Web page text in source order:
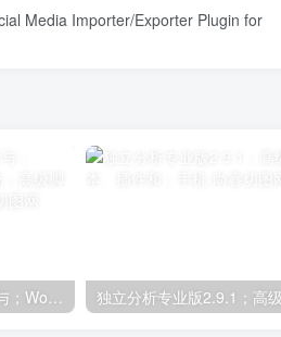
Media Importer/Exporter Plugin for
学校管理v10.4.9-教育与；WordPress学习管理系统；高级脚本、插件和；手机